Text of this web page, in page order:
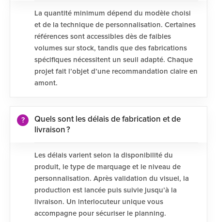
La quantité minimum dépend du modèle choisi
et de la technique de personnalisation. Certaines
références sont accessibles dès de faibles
volumes sur stock, tandis que des fabrications
spécifiques nécessitent un seuil adapté. Chaque
projet fait l’objet d’une recommandation claire en
amont.
Quels sont les délais de fabrication et de
livraison ?
Les délais varient selon la disponibilité du
produit, le type de marquage et le niveau de
personnalisation. Après validation du visuel, la
production est lancée puis suivie jusqu’à la
livraison. Un interlocuteur unique vous
accompagne pour sécuriser le planning.